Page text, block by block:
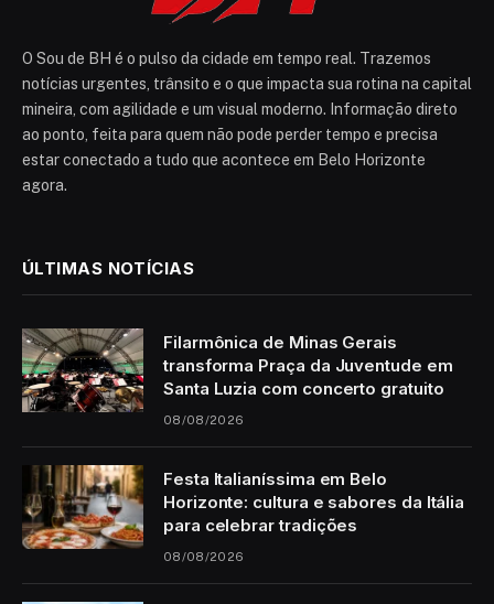
O Sou de BH é o pulso da cidade em tempo real. Trazemos
notícias urgentes, trânsito e o que impacta sua rotina na capital
mineira, com agilidade e um visual moderno. Informação direto
ao ponto, feita para quem não pode perder tempo e precisa
estar conectado a tudo que acontece em Belo Horizonte
agora.
ÚLTIMAS NOTÍCIAS
Filarmônica de Minas Gerais
transforma Praça da Juventude em
Santa Luzia com concerto gratuito
08/08/2026
Festa Italianíssima em Belo
Horizonte: cultura e sabores da Itália
para celebrar tradições
08/08/2026